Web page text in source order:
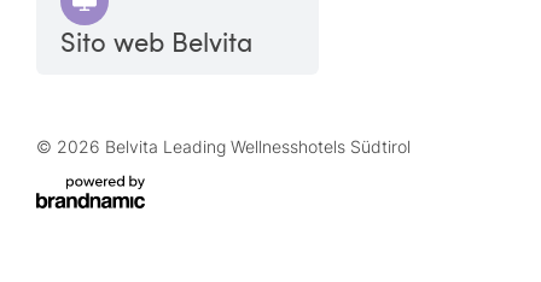
Sito web Belvita
© 2026 Belvita Leading Wellnesshotels Südtirol